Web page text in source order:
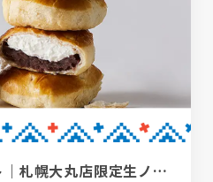
ノースマン公式サイト｜札幌大丸店限定生ノースマン